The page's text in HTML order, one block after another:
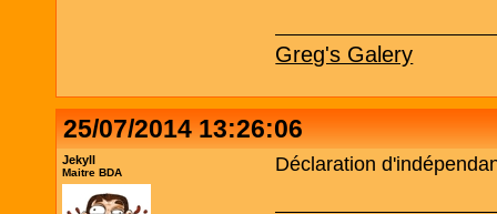
Greg's Galery
25/07/2014 13:26:06
Jekyll
Maitre BDA Déclaration